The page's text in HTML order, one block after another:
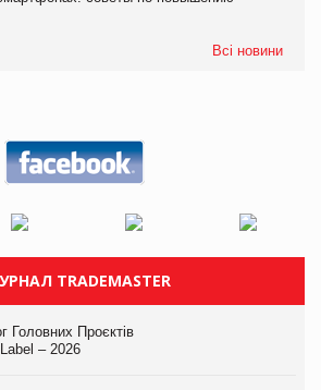
Всі новини
TRADEMASTER
Головних Проєктів
– 2026